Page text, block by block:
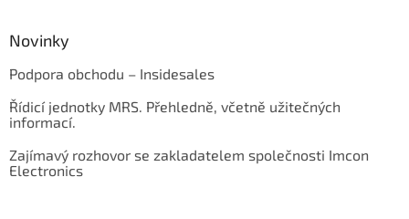
Novinky
Podpora obchodu – Insidesales
Řídicí jednotky MRS. Přehledně, včetně užitečných
informací.
Zajímavý rozhovor se zakladatelem společnosti Imcon
Electronics